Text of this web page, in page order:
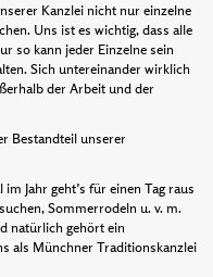
Kanzlei nicht nur einzelne
Uns ist es wichtig, dass alle
so kann jeder Einzelne sein
Sich untereinander wirklich
der Arbeit und der
Bestandteil unserer
Jahr geht’s für einen Tag raus
Sommerrodeln u. v. m.
natürlich gehört ein
als Münchner Traditionskanzlei